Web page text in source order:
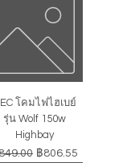
โคมไฟไฮเบย์
รุ่น Wolf 150w
Highbay
คาปกติ ราคาขายลด
฿806.55